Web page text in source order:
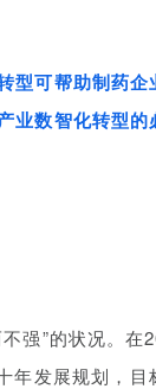
型可帮助制药企
业数智化转型的
强”的状况。在
年发展规划，目